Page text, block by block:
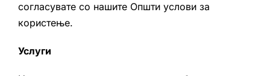
согласувате со нашите Општи услови за
користење.
Услуги